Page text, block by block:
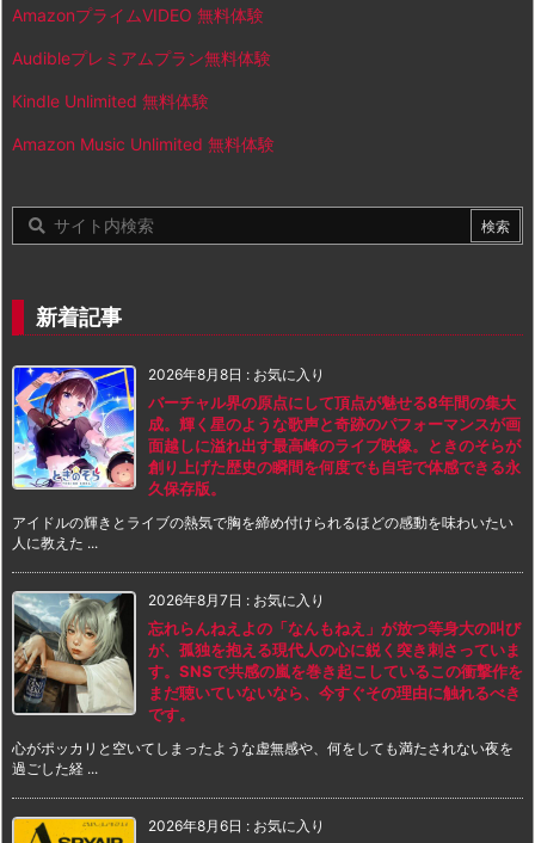
AmazonプライムVIDEO 無料体験
Audibleプレミアムプラン無料体験
Kindle Unlimited 無料体験
Amazon Music Unlimited 無料体験
新着記事
2026年8月8日 : お気に入り
バーチャル界の原点にして頂点が魅せる8年間の集大
成。輝く星のような歌声と奇跡のパフォーマンスが画
面越しに溢れ出す最高峰のライブ映像。ときのそらが
創り上げた歴史の瞬間を何度でも自宅で体感できる永
久保存版。
アイドルの輝きとライブの熱気で胸を締め付けられるほどの感動を味わいたい
人に教えた ...
2026年8月7日 : お気に入り
忘れらんねえよの「なんもねえ」が放つ等身大の叫び
が、孤独を抱える現代人の心に鋭く突き刺さっていま
す。SNSで共感の嵐を巻き起こしているこの衝撃作を
まだ聴いていないなら、今すぐその理由に触れるべき
です。
心がポッカリと空いてしまったような虚無感や、何をしても満たされない夜を
過ごした経 ...
2026年8月6日 : お気に入り